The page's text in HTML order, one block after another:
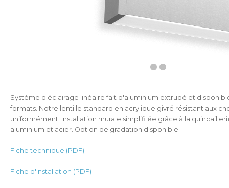
Système d'éclairage linéaire fait d'aluminium extrudé et
formats. Notre lentille standard en acrylique givré résistant aux
uniformément. Installation murale simplifi ée grâce à la
aluminium et acier. Option de gradation disponible.
Fiche technique (PDF)
Fiche d'installation (PDF)